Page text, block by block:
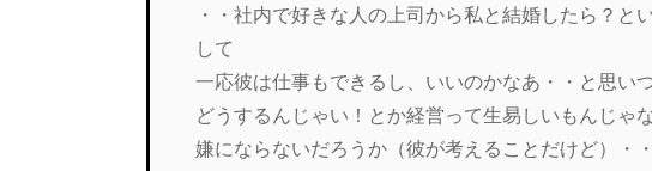
・・社内で好きな人の上司から私と結婚したら？と
して
一応彼は仕事もできるし、いいのかなあ・・と思い
どうするんじゃい！とか経営って生易しいもんじゃ
嫌にならないだろうか（彼が考えることだけど）・